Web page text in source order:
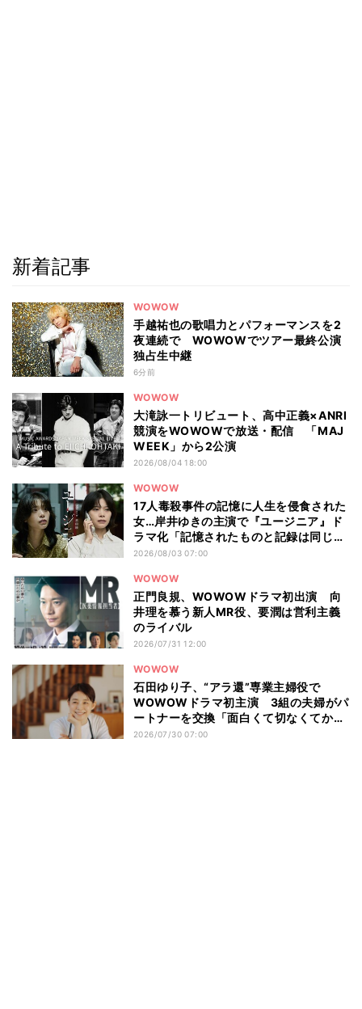
新着記事
WOWOW
手越祐也の歌唱力とパフォーマンスを2
夜連続で WOWOWでツアー最終公演
独占生中継
6分前
WOWOW
大滝詠一トリビュート、高中正義×ANRI
競演をWOWOWで放送・配信 「MAJ
WEEK」から2公演
2026/08/04 18:00
WOWOW
17人毒殺事件の記憶に人生を侵食された
女…岸井ゆきの主演で『ユージニア』ド
ラマ化「記憶されたものと記録は同じも
のではない」
2026/08/03 07:00
WOWOW
正門良規、WOWOWドラマ初出演 向
井理を慕う新人MR役、要潤は営利主義
のライバル
2026/07/31 12:00
WOWOW
石田ゆり子、“アラ還”専業主婦役で
WOWOWドラマ初主演 3組の夫婦がパ
ートナーを交換「面白くて切なくてかわ
いいお話」
2026/07/30 07:00